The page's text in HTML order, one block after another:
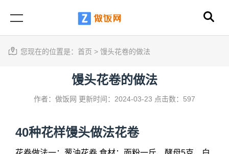
您现在的位置是： 首页 > 馒头花卷的做法
馒头花卷的做法
作者：做饭网 更新时间：2024-03-23 点击数：597
40种花样馒头做法花卷